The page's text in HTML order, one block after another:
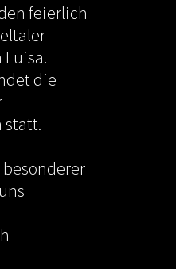
feierlich
die
statt.